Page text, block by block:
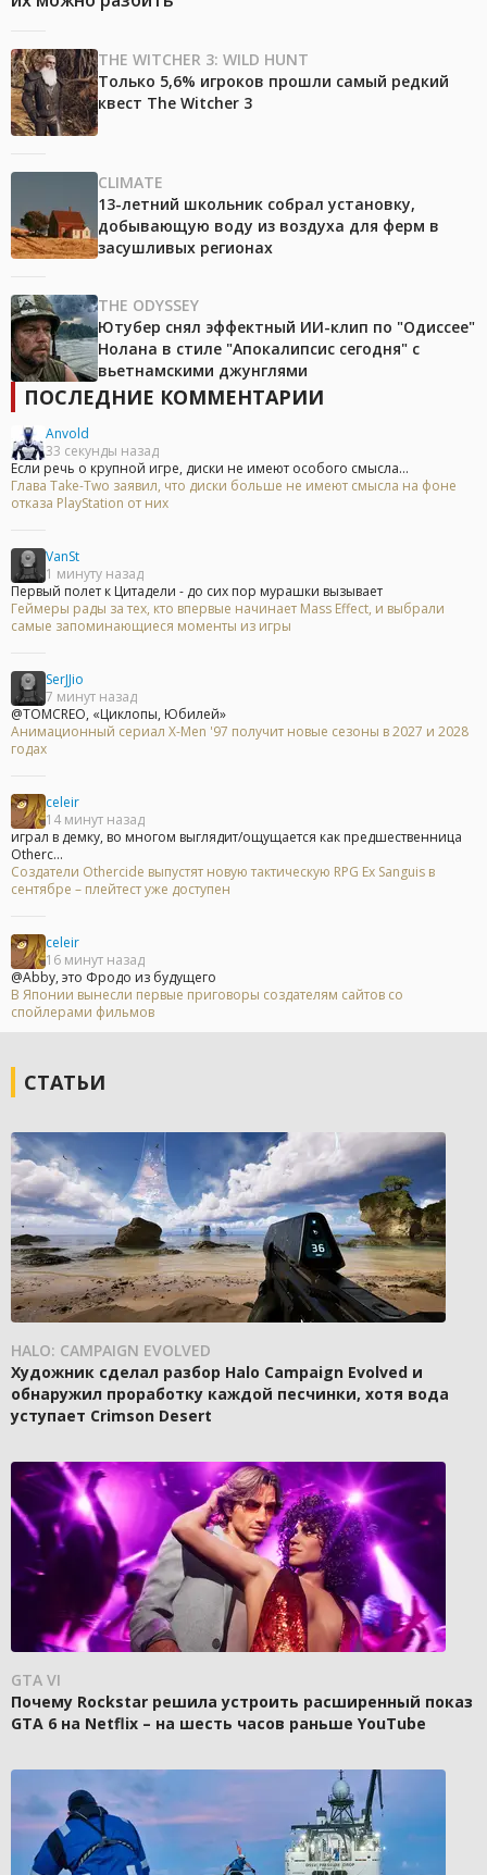
THE WITCHER 3: WILD HUNT
Только 5,6% игроков прошли самый редкий
квест The Witcher 3
CLIMATE
13-летний школьник собрал установку,
добывающую воду из воздуха для ферм в
засушливых регионах
THE ODYSSEY
Ютубер снял эффектный ИИ-клип по "Одиссее"
Нолана в стиле "Апокалипсис сегодня" с
вьетнамскими джунглями
ПОСЛЕДНИЕ КОММЕНТАРИИ
Anvold
33 секунды назад
Если речь о крупной игре, диски не имеют особого смысла...
Глава Take-Two заявил, что диски больше не имеют смысла на фоне
отказа PlayStation от них
VanSt
1 минуту назад
Первый полет к Цитадели - до сих пор мурашки вызывает
Геймеры рады за тех, кто впервые начинает Mass Effect, и выбрали
самые запоминающиеся моменты из игры
SerJJio
7 минут назад
@TOMCREO, «Циклопы, Юбилей»
Анимационный сериал X-Men '97 получит новые сезоны в 2027 и 2028
годах
celeir
14 минут назад
играл в демку, во многом выглядит/ощущается как предшественница
Otherc...
Создатели Othercide выпустят новую тактическую RPG Ex Sanguis в
сентябре – плейтест уже доступен
celeir
16 минут назад
@Abby, это Фродо из будущего
В Японии вынесли первые приговоры создателям сайтов со
спойлерами фильмов
СТАТЬИ
HALO: CAMPAIGN EVOLVED
Художник сделал разбор Halo Campaign Evolved и
обнаружил проработку каждой песчинки, хотя вода
уступает Crimson Desert
GTA VI
Почему Rockstar решила устроить расширенный показ
GTA 6 на Netflix – на шесть часов раньше YouTube